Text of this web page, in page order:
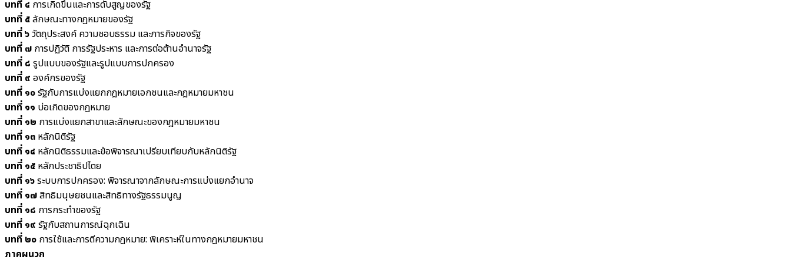
บทที่ ๔ การเกิดขึ้นและการดับสูญของรัฐ
บทที่ ๕ลักษณะทางกฎหมายของรัฐ
บทที่ ๖วัตถุประสงค์ ความชอบธรรม และภารกิจของรัฐ
บทที่ ๗ การปฏิวัติ การรัฐประหาร และการต่อต้านอำนาจรัฐ
บทที่ ๘ รูปแบบของรัฐและรูปแบบการปกครอง
บทที่ ๙ องค์กรของรัฐ
บทที่ ๑๐รัฐกับการแบ่งแยกกฎหมายเอกชนและกฎหมายมหาชน
บทที่ ๑๑ บ่อเกิดของกฎหมาย
บทที่ ๑๒ การแบ่งแยกสาขาและลักษณะของกฎหมายมหาชน
บทที่ ๑๓ หลักนิติรัฐ
บทที่ ๑๔ หลักนิติธรรมและข้อพิจารณาเปรียบเทียบกับหลักนิติรัฐ
บทที่ ๑๕ หลักประชาธิปไตย
บทที่ ๑๖ระบบการปกครอง: พิจารณาจากลักษณะการแบ่งแยกอำนาจ
บทที่ ๑๗สิทธิมนุษยชนและสิทธิทางรัฐธรรมนูญ
บทที่ ๑๘ การกระทำของรัฐ
บทที่ ๑๙ รัฐกับสถานการณ์ฉุกเฉิน
บทที่ ๒๐ การใช้และการตีความกฎหมาย: พิเคราะห์ในทางกฎหมายมหาชน
ภาคผนวก